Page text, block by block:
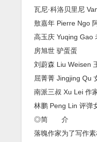
瓦尼·科洛贝里尼
敖嘉年 Pierre Ngo
高玉庆 Yuqing Gao
房旭世 驴蛋蛋
刘蔚森 Liu Weisen
屈菁菁 Jingjing Qu
南派三叔 Xu Lei 作
林鹏 Peng Lin 评弹
◎简 介
落魄作家为了写作